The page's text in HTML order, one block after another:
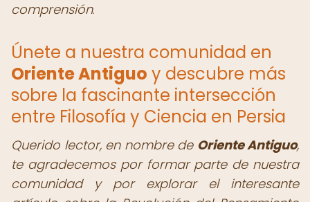
comprensión.
Únete a nuestra comunidad en
Oriente Antiguo y descubre más
sobre la fascinante intersección
entre Filosofía y Ciencia en Persia
Querido lector, en nombre de Oriente Antiguo,
te agradecemos por formar parte de nuestra
comunidad y por explorar el interesante